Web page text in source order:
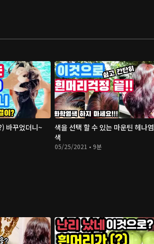
바꾸었더니~
색을 선택 할 수 있는 마운틴 헤나염
색
05/25/2021 • 9분